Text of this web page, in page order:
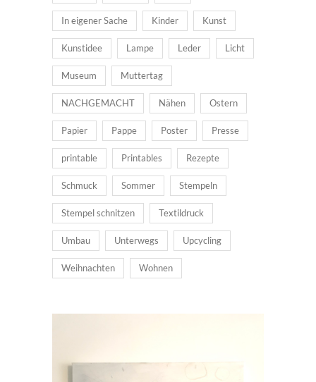
In eigener Sache Kinder Kunst
Kunstidee Lampe Leder Licht
Museum Muttertag
NACHGEMACHT Nähen Ostern
Papier Pappe Poster Presse
printable Printables Rezepte
Schmuck Sommer Stempeln
Stempel schnitzen Textildruck
Umbau Unterwegs Upcycling
Weihnachten Wohnen